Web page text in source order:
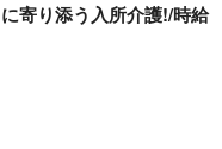
寄り添う入所介護!/時給